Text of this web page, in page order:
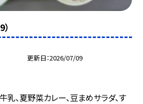
更新日 2026/07/09
乳、夏野菜カレー、豆まめサラダ、す